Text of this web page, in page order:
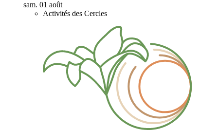
sam. 01 août
Activités des Cercles